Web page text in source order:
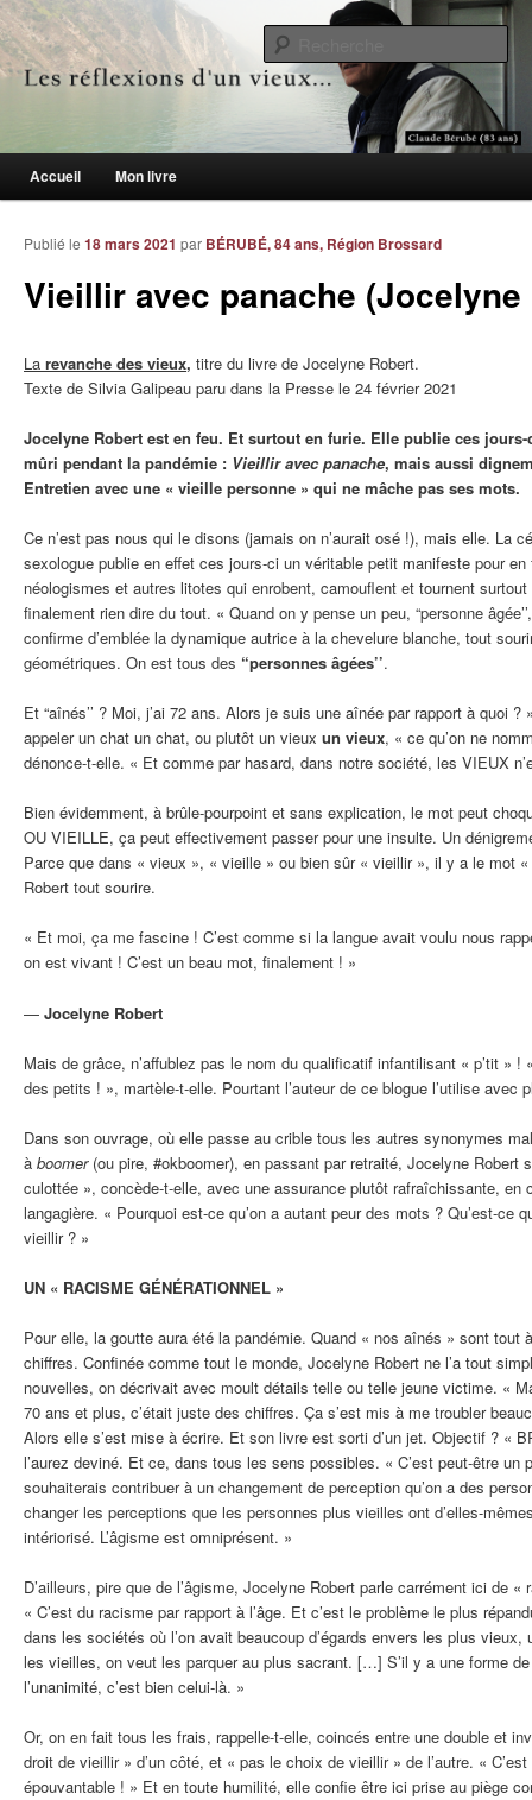
Les réflexions d'un vieux…
Le blogue des aînés de 65 ans et +
Menu principal
Aller au contenu principal
Aller au contenu secondaire
Accueil Mon livre
Vieillir avec panache (Jocelyne
Publié le 18 mars 2021 par BÉRUBÉ, 84 ans, Région Brossard
La revanche des vieux, titre du livre de Jocelyne Robert.
Texte de Silvia Galipeau paru dans la Presse le 24 février 2021
Jocelyne Robert est en feu. Et surtout en furie. Elle publie ces
mûri pendant la pandémie : Vieillir avec panache, mais aussi
Entretien avec une « vieille personne » qui ne mâche pas ses mots.
Ce n’est pas nous qui le disons (jamais on n’aurait osé !), mais elle. La
sexologue publie en effet ces jours-ci un véritable petit manifeste pour
néologismes et autres litotes qui enrobent, camouflent et tournent
finalement rien dire du tout. « Quand on y pense un peu, “personne
confirme d’emblée la dynamique autrice à la chevelure blanche, tout
géométriques. On est tous des “personnes âgées’’.
Et “aînés’’ ? Moi, j’ai 72 ans. Alors je suis une aînée par rapport à quoi
appeler un chat un chat, ou plutôt un vieux un vieux, « ce qu’on ne
dénonce-t-elle. « Et comme par hasard, dans notre société, les VIEUX
Bien évidemment, à brûle-pourpoint et sans explication, le mot peut
OU VIEILLE, ça peut effectivement passer pour une insulte. Un
Parce que dans « vieux », « vieille » ou bien sûr « vieillir », il y a le mot
Robert tout sourire.
« Et moi, ça me fascine ! C’est comme si la langue avait voulu nous
on est vivant ! C’est un beau mot, finalement ! »
— Jocelyne Robert
Mais de grâce, n’affublez pas le nom du qualificatif infantilisant « p’tit »
des petits ! », martèle-t-elle. Pourtant l’auteur de ce blogue l’utilise avec
Dans son ouvrage, où elle passe au crible tous les autres synonymes
à boomer(ou pire, #okboomer), en passant par retraité, Jocelyne Robert
culottée », concède-t-elle, avec une assurance plutôt rafraîchissante, en
langagière. « Pourquoi est-ce qu’on a autant peur des mots ? Qu’est-ce
vieillir ? »
UN « RACISME GÉNÉRATIONNEL »
Pour elle, la goutte aura été la pandémie. Quand « nos aînés » sont tout
chiffres. Confinée comme tout le monde, Jocelyne Robert ne l’a tout
nouvelles, on décrivait avec moult détails telle ou telle jeune victime. «
70 ans et plus, c’était juste des chiffres. Ça s’est mis à me troubler
Alors elle s’est mise à écrire. Et son livre est sorti d’un jet. Objectif ? «
l’aurez deviné. Et ce, dans tous les sens possibles. « C’est peut-être un
souhaiterais contribuer à un changement de perception qu’on a des
changer les perceptions que les personnes plus vieilles ont d’elles-
intériorisé. L’âgisme est omniprésent. »
D’ailleurs, pire que de l’âgisme, Jocelyne Robert parle carrément ici de «
« C’est du racisme par rapport à l’âge. Et c’est le problème le plus
dans les sociétés où l’on avait beaucoup d’égards envers les plus
les vieilles, on veut les parquer au plus sacrant. […] S’il y a une forme
l’unanimité, c’est bien celui-là. »
Or, on en fait tous les frais, rappelle-t-elle, coincés entre une double et
droit de vieillir » d’un côté, et « pas le choix de vieillir » de l’autre. «
épouvantable ! » Et en toute humilité, elle confie être ici prise au piège